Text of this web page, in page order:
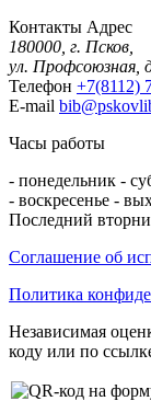
Контакты Адрес
180000, г. Псков,
ул. Профсоюзная,
Телефон +7(8112)
E-mail
Часы работы
- понедельник -
- воскресенье -
Последний
Соглашение об
Политика
Независимая
коду или по